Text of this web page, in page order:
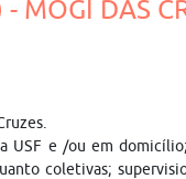
MOGI DAS
USF e /ou em
coletivas;